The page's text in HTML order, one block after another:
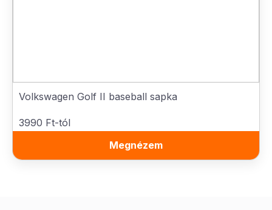
Volkswagen Golf II baseball sapka
3990 Ft-tól
Megnézem